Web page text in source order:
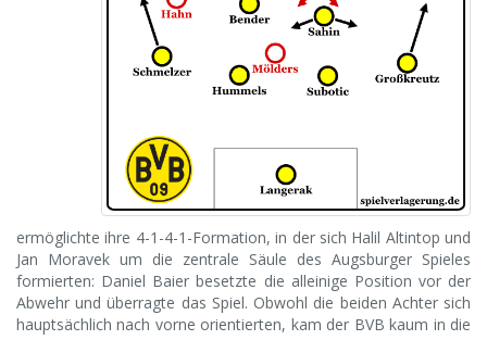
ermöglichte ihre 4-1-4-1-Formation, in der sich Halil Altintop und
Jan Moravek um die zentrale Säule des Augsburger Spieles
formierten: Daniel Baier besetzte die alleinige Position vor der
Abwehr und überragte das Spiel. Obwohl die beiden Achter sich
hauptsächlich nach vorne orientierten, kam der BVB kaum in die